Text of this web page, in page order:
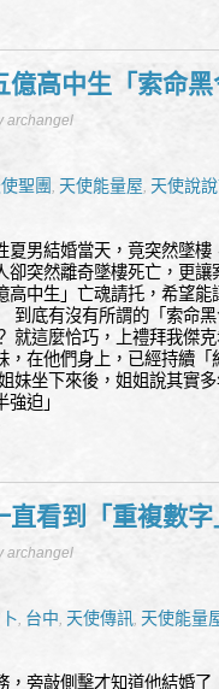
億高中生「索命
archangel
聖團, 天使能量屋, 天使說
夏男結婚當天，竟突然墜
卻突然離奇墜樓死亡，更
高中生」亡魂請托，希望
到底有沒有所謂的「索命
就這麼恰巧，上禮拜我傑
，在他們身上，已經持續
妹坐下來後，姐姐說其實
迫」
直看到「重複數
archangel
, 台中, 天使傳訊, 天使能量
，旁敲側擊才知道他結婚